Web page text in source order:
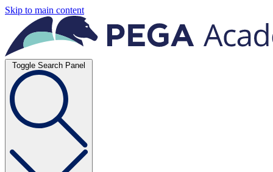
Skip to main content
Toggle Search Panel